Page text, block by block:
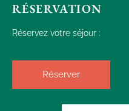
RÉSERVATION
Réservez votre séjour :
Réserver